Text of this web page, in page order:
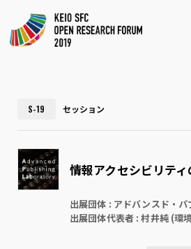
KEIO SFCOPEN RESEARCH
FORUM 2019
S-19 セッション
情報アクセシビリテ
出展団体 : アドバンスド・
出展団体代表者 : 村井純 (環